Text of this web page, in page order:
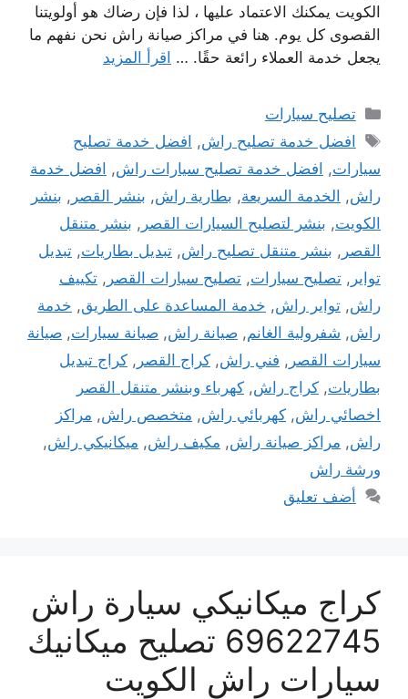
الكويت يمكنك الاعتماد عليها ، لذا فإن رضاك ​​هو أولويتنا
القصوى كل يوم. هنا في مراكز صيانة راش نحن نفهم ما
يجعل خدمة العملاء رائعة حقًا. … اقرأ المزيد
التصنيفات
تصليح سيارات
الوسوم
افضل خدمة تصليح راش, افضل خدمة تصليح
سيارات, افضل خدمة تصليح سيارات راش, افضل خدمة
راش, الخدمة السريعة, بطارية راش, بنشر القصر , بنشر
الكويت, بنشر لتصليح السيارات القصر , بنشر متنقل
القصر , بنشر متنقل تصليح راش, تبديل بطاريات, تبديل
تواير , تصليح سيارات, تصليح سيارات القصر , تكييف
راش, تواير راش, خدمة المساعدة على الطريق, خدمة
راش, شفرولية الغانم, صيانة راش, صيانة سيارات, صيانة
سيارات القصر , فني راش, كراج القصر , كراج تبديل
بطاريات, كراج راش, كهرباء وبنشر متنقل القصر
اخصائي راش, كهربائي راش, متخصص راش, مراكز
راش, مراكز صيانة راش, مكيف راش, ميكانيكي راش,
ورشة راش
أضف تعليق
كراج ميكانيكي سيارة راش
69622745 تصليح ميكانيك
سيارات راش الكويت